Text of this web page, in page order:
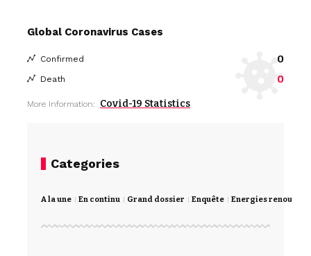
Global Coronavirus Cases
Confirmed 0
Death 0
More Information: Covid-19 Statistics
Categories
A la une En continu Grand dossier Enquête Energies